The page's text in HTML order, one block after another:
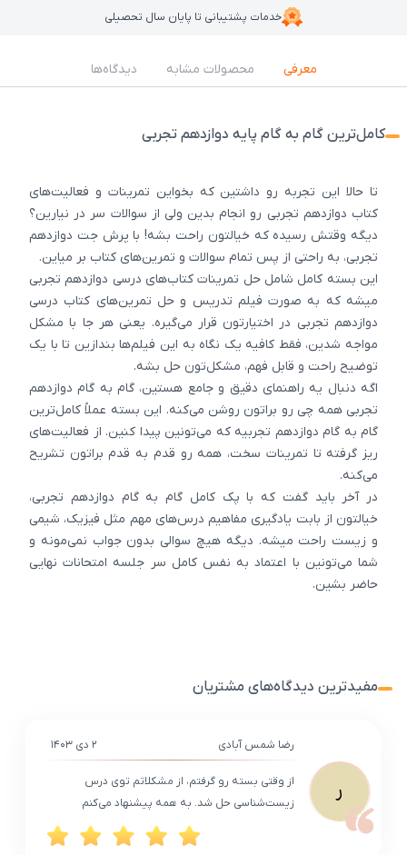
خدمات پشتیبانی تا پایان سال تحصیلی
معرفی محصولات مشابه دیدگاه‌ها
کامل‌ترین گام به گام پایه دوازدهم تجربی
تا حالا این تجربه رو داشتین که بخواین تمرینات و فعالیت‌های
کتاب دوازدهم تجربی رو انجام بدین ولی از سوالات سر در نیارین؟
دیگه وقتش رسیده که خیالتون راحت بشه! با پرش جت دوازدهم
تجربی، به راحتی از پس تمام سوالات و تمرین‌های کتاب بر میاین.
این بسته کامل شامل حل تمرینات کتاب‌های درسی دوازدهم تجربی
میشه که به صورت فیلم تدریس و حل تمرین‌های کتاب درسی
دوازدهم تجربی در اختیارتون قرار می‌گیره. یعنی هر جا با مشکل
مواجه شدین، فقط کافیه یک نگاه به این فیلم‌ها بندازین تا با یک
توضیح راحت و قابل فهم، مشکل‌تون حل بشه.
اگه دنبال یه راهنمای دقیق و جامع هستین، گام به گام دوازدهم
تجربی همه چی رو براتون روشن می‌کنه. این بسته عملاً کامل‌ترین
گام به گام دوازدهم تجربیه که می‌تونین پیدا کنین. از فعالیت‌های
ریز گرفته تا تمرینات سخت، همه رو قدم به قدم براتون تشریح
می‌کنه.
در آخر باید گفت که با پک کامل گام به گام دوازدهم تجربی،
خیالتون از بابت یادگیری مفاهیم درس‌های مهم مثل فیزیک، شیمی
و زیست راحت میشه. دیگه هیچ سوالی بدون جواب نمی‌مونه و
شما می‌تونین با اعتماد به نفس کامل سر جلسه امتحانات نهایی
حاضر بشین.
مفیدترین دیدگاه‌های مشتریان
ر
رضا شمس آبادی ۲ دی ۱۴۰۳
از وقتی بسته رو گرفتم، از مشکلاتم توی درس
زیست‌شناسی حل شد. به همه پیشنهاد می‌کنم